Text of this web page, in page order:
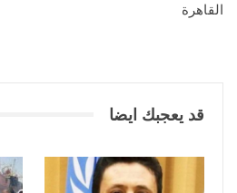
القاهرة
قد يعجبك ايضا